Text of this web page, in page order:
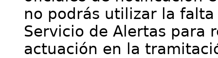
no podrás utilizar la
Servicio de Alertas para
actuación en la